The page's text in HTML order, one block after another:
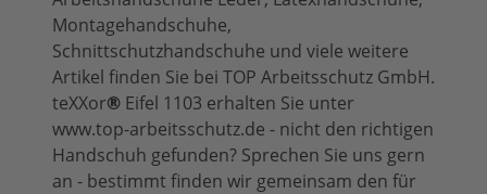
Montagehandschuhe,
Schnittschutzhandschuhe und viele weitere
Artikel finden Sie bei TOP Arbeitsschutz GmbH.
teXXor® Eifel 1103 erhalten Sie unter
www.top-arbeitsschutz.de - nicht den richtigen
Handschuh gefunden? Sprechen Sie uns gern
an - bestimmt finden wir gemeinsam den für